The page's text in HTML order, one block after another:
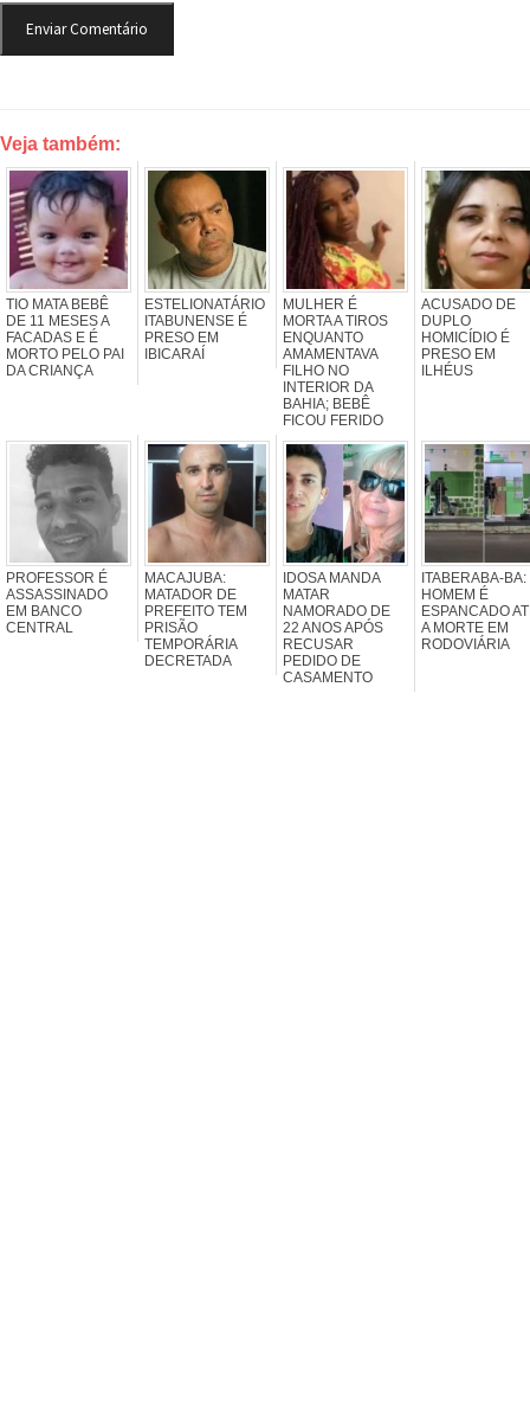
Veja também:
TIO MATA BEBÊ
DE 11 MESES A
FACADAS E É
MORTO PELO PAI
DA CRIANÇA
ESTELIONATÁRIO
ITABUNENSE É
PRESO EM
IBICARAÍ
MULHER É
MORTA A TIROS
ENQUANTO
AMAMENTAVA
FILHO NO
INTERIOR DA
BAHIA; BEBÊ
FICOU FERIDO
ACUSADO DE
DUPLO
HOMICÍDIO É
PRESO EM
ILHÉUS
PROFESSOR É
ASSASSINADO
EM BANCO
CENTRAL
MACAJUBA:
MATADOR DE
PREFEITO TEM
PRISÃO
TEMPORÁRIA
DECRETADA
IDOSA MANDA
MATAR
NAMORADO DE
22 ANOS APÓS
RECUSAR
PEDIDO DE
CASAMENTO
ITABERABA-BA:
HOMEM É
ESPANCADO
A MORTE EM
RODOVIÁRIA